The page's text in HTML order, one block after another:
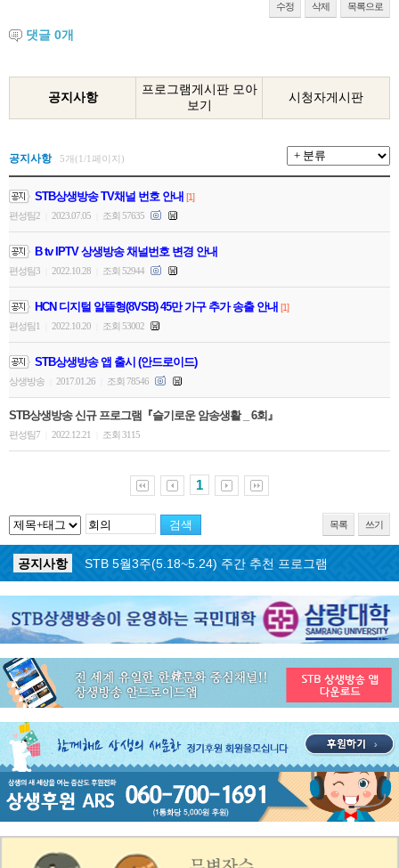
수정 삭제 목록으로
댓글 0개
공지사항
프로그램게시판 모아
보기
시청자게시판
공지사항 5개(1/1페이지)
STB상생방송 TV채널 번호 안내 [1]
편성팀2
2023.07.05 조회 57635
B tv IPTV 상생방송 채널번호 변경 안내
편성팀3 2022.10.28 조회 52944
HCN 디지털 알뜰형(8VSB) 45만 가구 추가 송출 안내 [1]
편성팀1
2022.10.20 조회 53002
STB상생방송 앱 출시 (안드로이드)
상생방송 2017.01.26 조회 78546
STB상생방송 신규 프로그램『슬기로운 암송생활 _ 6회』
편성팀7 2022.12.21 조회 3115
1
목록 쓰기
공지사항 ON AIR 서비스 장애 복구 안내
공지사항
STB 5월4주(5.25~5.31) 주간 추천 프로그램
공지사항
STB 5월3주(5.18~5.24) 주간 추천 프로그램
공지사항
STB 4월마지막주(4.27~5.3) 주간 추천 프로그램
STB 4월4주(4.20~4.26) 주간 추천 프로그램
공지사항
STB 4월2주(4.6~4.12) 주간 추천 프로그램
공지사항
STB 4월1주(3.30~4.5) 주간 추천 프로그램
공지사항
STB 3월4주(3.23~3.29) 주간 추천 프로그램